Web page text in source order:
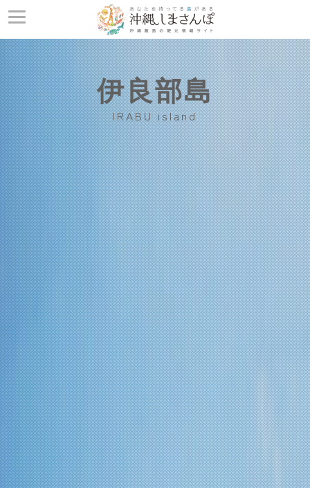
伊良部島
IRABU island